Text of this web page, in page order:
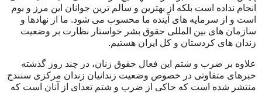
انجام نداده است بلکه از بهترین و سالم ترین جوانان این مرز و بوم
است و از سرمایه های آینده ما محسوب می شود. ما از نهادها و
سازمان های بین المللی حقوق بشر خواستار نظارت بر وضعیت
زندان های کردستان و کل ایران هستیم.
علاوه بر ضرب و شتم این فعال حقوق زنان، در چند روز گذشته
خبرهای متفاوتی در خصوص وضعیت زندانیان زندان مرکزی سنندج
منتشر شده است که حاکی از ضرب و شتم تعدای از آنان است که